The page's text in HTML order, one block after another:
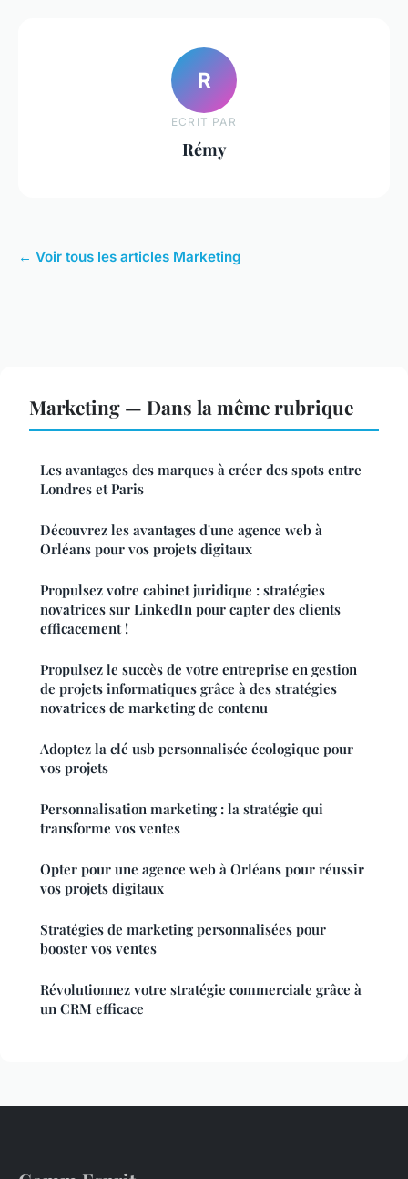
R
ECRIT PAR
Rémy
← Voir tous les articles Marketing
Marketing — Dans la même rubrique
Les avantages des marques à créer des spots entre
Londres et Paris
Découvrez les avantages d'une agence web à
Orléans pour vos projets digitaux
Propulsez votre cabinet juridique : stratégies
novatrices sur LinkedIn pour capter des clients
efficacement !
Propulsez le succès de votre entreprise en gestion
de projets informatiques grâce à des stratégies
novatrices de marketing de contenu
Adoptez la clé usb personnalisée écologique pour
vos projets
Personnalisation marketing : la stratégie qui
transforme vos ventes
Opter pour une agence web à Orléans pour réussir
vos projets digitaux
Stratégies de marketing personnalisées pour
booster vos ventes
Révolutionnez votre stratégie commerciale grâce à
un CRM efficace